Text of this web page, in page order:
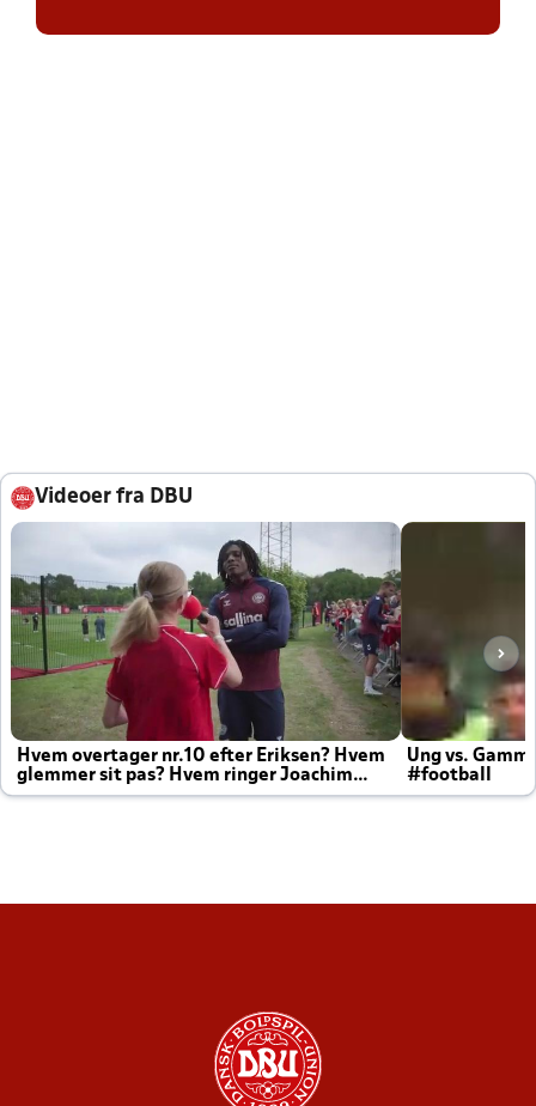
Videoer fra DBU
Hvem overtager nr.10 efter Eriksen? Hvem
glemmer sit pas? Hvem ringer Joachim
altid til efter kampe?
Ung vs.
#football